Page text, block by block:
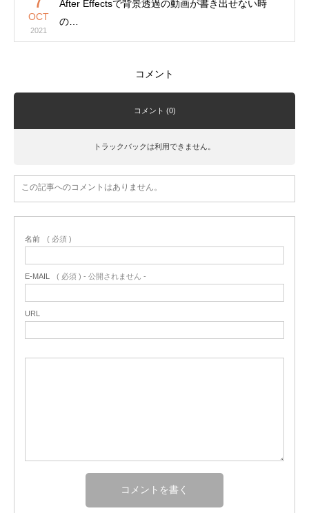
OCT
2021
After Effectsで背景透過の動画が書き出せない時
の…
コメント
コメント (0)
トラックバックは利用できません。
この記事へのコメントはありません。
名前 ( 必須 )
E-MAIL ( 必須 ) - 公開されません -
URL